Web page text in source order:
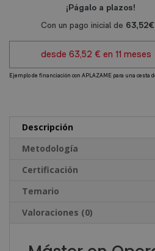
Descripción
Metodología
Certificación
Temario
Valoraciones (0)